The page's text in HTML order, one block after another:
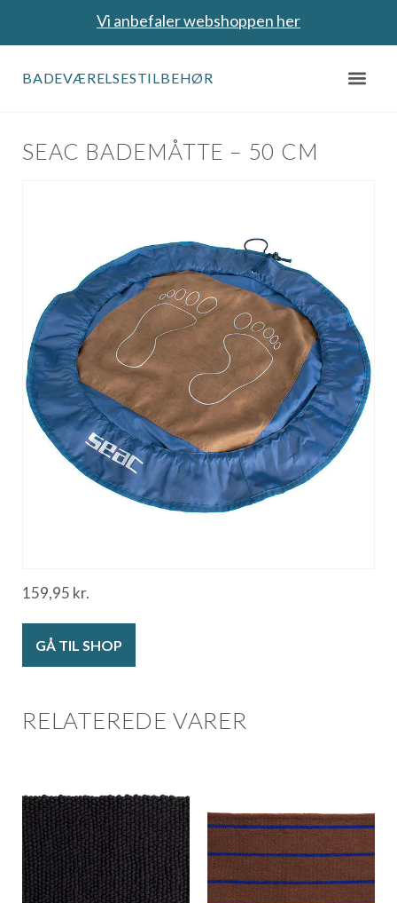
Vi anbefaler webshoppen her
BADEVÆRELSESTILBEHØR
SEAC BADEMÅTTE – 50 CM
159,95 kr.
GÅ TIL SHOP
RELATEREDE VARER